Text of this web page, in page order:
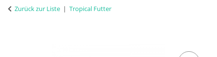
Zurück zur Liste Tropical Futter